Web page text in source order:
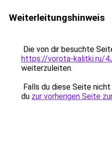
Weiterleitungshinweis
Die von dir besuchte
https://vorota-kalitki.ru/
weiterzuleiten.
Falls du diese Seite
du zur vorherigen Seite